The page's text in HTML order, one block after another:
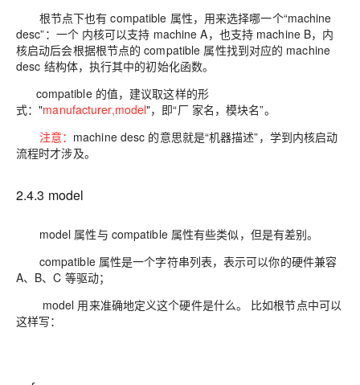
根节点下也有 compatible 属性，用来选择哪一个“machine
desc”：一个 内核可以支持 machine A，也支持 machine B，内
核启动后会根据根节点的 compatible 属性找到对应的 machine
desc 结构体，执行其中的初始化函数。
compatible的值，建议取这样的形
式："manufacturer,model"，即“厂 家名，模块名”。
注意： machine desc 的意思就是“机器描述”，学到内核启动
流程时才涉及。
2.4.3 model
model 属性与 compatible 属性有些类似，但是有差别。
compatible 属性是一个字符串列表，表示可以你的硬件兼容
A、B、C 等驱动；
model 用来准确地定义这个硬件是什么。 比如根节点中可以
这样写：